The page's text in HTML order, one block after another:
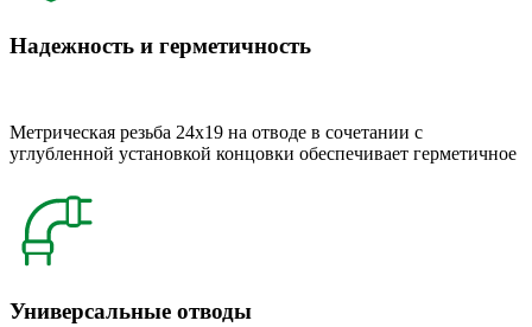
Надежность и герметичность
Метрическая резьба 24x19 на отводе в сочетании с
углубленной установкой концовки обеспечивает герметичное
Универсальные отводы